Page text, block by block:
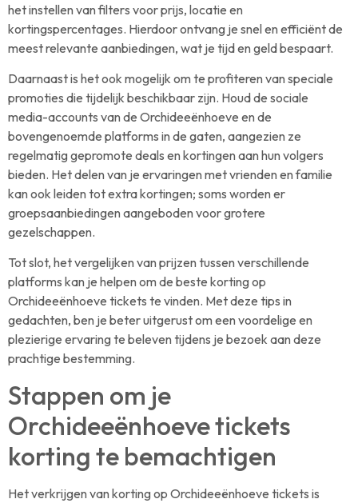
het instellen van filters voor prijs, locatie en
kortingspercentages. Hierdoor ontvang je snel en efficiënt de
meest relevante aanbiedingen, wat je tijd en geld bespaart.
Daarnaast is het ook mogelijk om te profiteren van speciale
promoties die tijdelijk beschikbaar zijn. Houd de sociale
media-accounts van de Orchideeënhoeve en de
bovengenoemde platforms in de gaten, aangezien ze
regelmatig gepromote deals en kortingen aan hun volgers
bieden. Het delen van je ervaringen met vrienden en familie
kan ook leiden tot extra kortingen; soms worden er
groepsaanbiedingen aangeboden voor grotere
gezelschappen.
Tot slot, het vergelijken van prijzen tussen verschillende
platforms kan je helpen om de beste korting op
Orchideeënhoeve tickets te vinden. Met deze tips in
gedachten, ben je beter uitgerust om een voordelige en
plezierige ervaring te beleven tijdens je bezoek aan deze
prachtige bestemming.
Stappen om je
Orchideeënhoeve tickets
korting te bemachtigen
Het verkrijgen van korting op Orchideeënhoeve tickets is